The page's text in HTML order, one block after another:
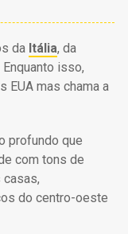
da Itália, da
isso,
EUA mas chama a
profundo que
com tons de
casas,
do centro-oeste